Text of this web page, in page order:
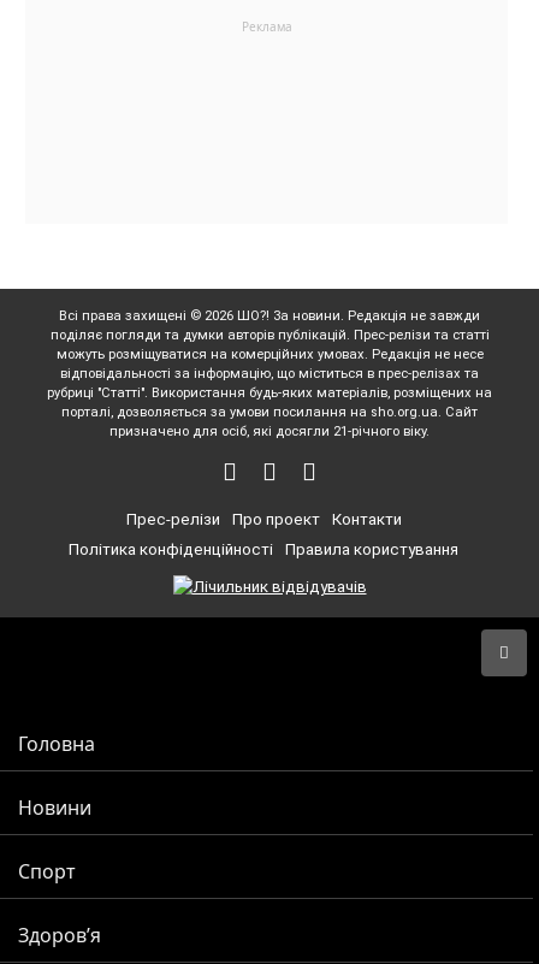
Всі права захищені © 2026 ШО?! За новини. Редакція не завжди
поділяє погляди та думки авторів публікацій. Прес-релізи та статті
можуть розміщуватися на комерційних умовах. Редакція не несе
відповідальності за інформацію, що міститься в прес-релізах та
рубриці "Статті". Використання будь-яких матеріалів, розміщених на
порталі, дозволяється за умови посилання на sho.org.ua. Сайт
призначено для осіб, які досягли 21-річного віку.
Прес-релізи Про проект
Контакти
Політика конфіденційності
Правила користування
Головна
Новини
Спорт
Здоров’я